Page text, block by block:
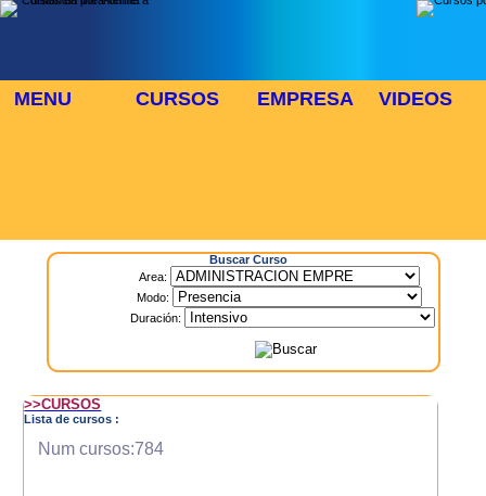
MENU CURSOS EMPRESA VIDEOS
Buscar Curso
Area:
Modo:
Duración:
>>CURSOS
Lista de cursos :
Num cursos:784